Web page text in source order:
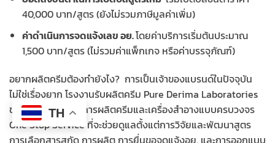
40,000 บาท/สูตร (ยังไม่รวมภาษีมูลค่าเพิ่ม)
ค่าดำเนินการจดแจ้งเลข อย.โดยค่าบริการเริ่มต้นประมาณ
1,500 บาท/สูตร (ไม่รวมค่าแพ็กเกจ หรือค่าบรรจุภัณฑ์)
อยากผลิตครีมต้องทำยังไง? การเป็นเจ้าของแบรนด์ในปัจจุบัน
ไม่ใช่เรื่องยาก โรงงานรับผลิตครีม Pure Derima Laboratories
ของเราพร้อมให้บริการผลิตครีมและเครื่องสำอางแบบครบวงจร
One Stop Service ที่จะช่วยดูแลตั้งแต่การวิจัยและพัฒนาสูตร
การเลือกสารสกัด การผลิต การยื่นขอจดแจ้งอย. และการออกแบบ
TH